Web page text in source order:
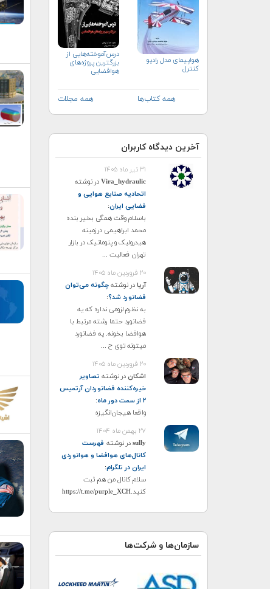
هواپيمای مدل راديو
كنترل
درس‌آموخته‌هایی از
بزرگترین پروژه‌های
هوافضایی
همه کتاب‌ها همه مجلات
آخرین دیدگاه کاربران
۳۱ تیر ماه ۱۴۰۵
Vira_hydraulicدر نوشته
اتحادیه صنایع هوایی و
فضایی ایران:
باسلام وقت همگی بخیر بنده
محمد ابراهیمی درزمینه
هیدرولیک و پنوماتیک در بازار
تهران فعالیت ...
۲۰ فروردین ماه ۱۴۰۵
آریادر نوشتهچگونه می‌توان
فضانورد شد؟:
به نظرم لزومی نداره که یه
فضانورد حتما رشته مرتبط با
هوافضا بخونه. یه فضانورد
میتونه توی ح ...
۲۰ فروردین ماه ۱۴۰۵
اشکاندر نوشته تصاویر
خیره‌کننده فضانوردان آرتمیس
۲ از سمت دور ماه
:
واقعا هیجان‌انگیزه
۲۷ بهمن ماه ۱۴۰۴
sullyدر نوشته فهرست
کانال‌های هوافضا و هوانوردی
ایران در تلگرام:
سلام کانال من هم ثبت
کنید.https://t.me/purple_XCH
سازمان‌ها و شرکت‌ها